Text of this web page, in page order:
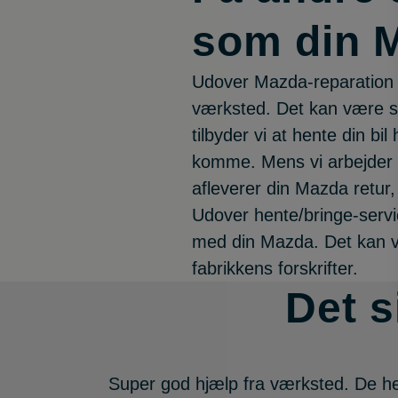
som din
Udover Mazda-
værksted. Det kan være
tilbyder vi at hente din bil
komme. Mens vi
afleverer din Mazda
Udover hente/bringe-
med din Mazda. Det kan
fabrikkens forskrifter.
Det
Super god hjælp fra værksted. De